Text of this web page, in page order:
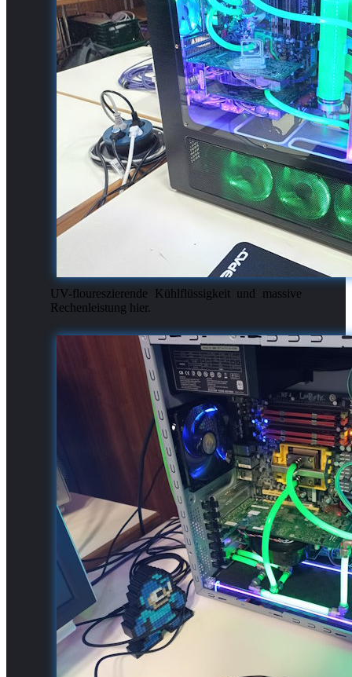
UV-floureszierende Kühlflüssigkeit und massive
Rechenleistung hier.